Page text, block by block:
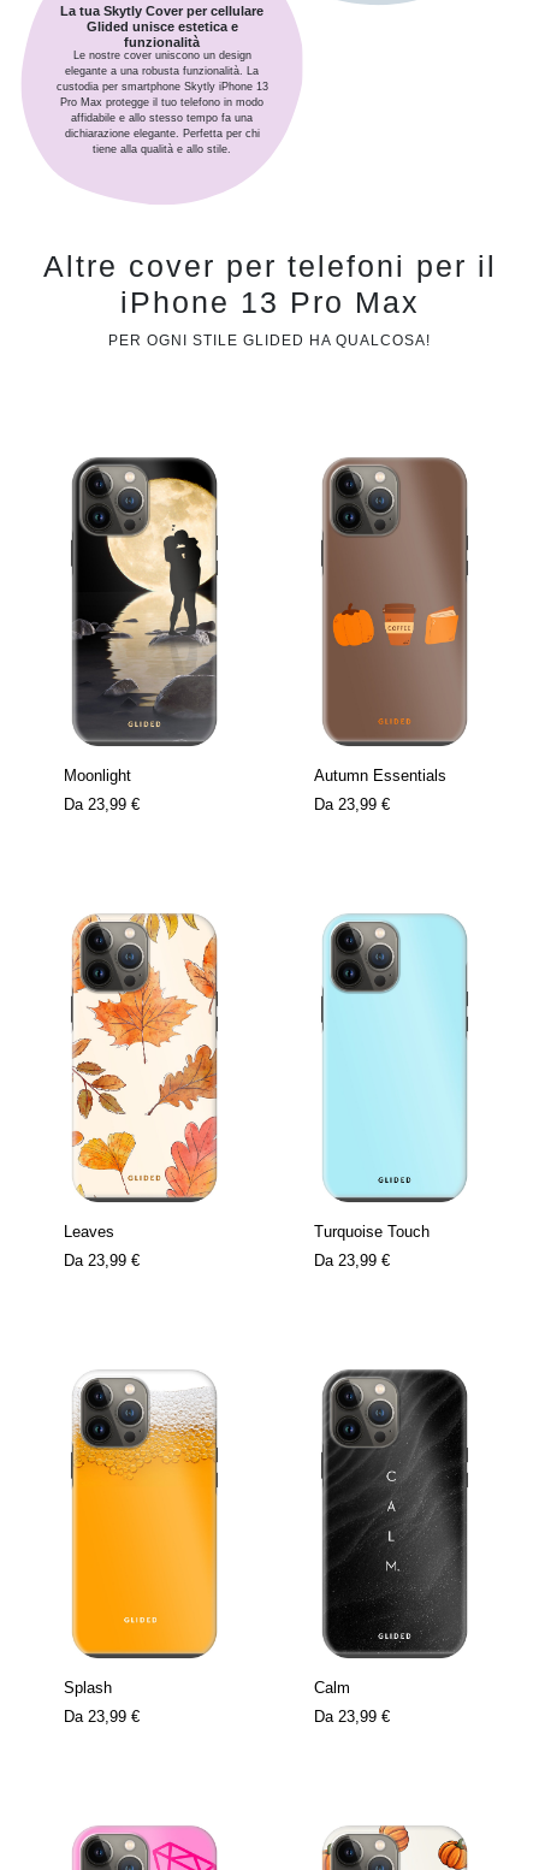
La tua Skytly Cover per cellulare
Glided unisce estetica e
funzionalità
Le nostre cover uniscono un design
elegante a una robusta funzionalità. La
custodia per smartphone Skytly iPhone 13
Pro Max protegge il tuo telefono in modo
affidabile e allo stesso tempo fa una
dichiarazione elegante. Perfetta per chi
tiene alla qualità e allo stile.
Altre cover per telefoni per il
iPhone 13 Pro Max
PER OGNI STILE GLIDED HA QUALCOSA!
Moonlight
Da 23,99 €
Autumn Essentials
Da 23,99 €
Leaves
Da 23,99 €
Turquoise Touch
Da 23,99 €
Splash
Da 23,99 €
Calm
Da 23,99 €